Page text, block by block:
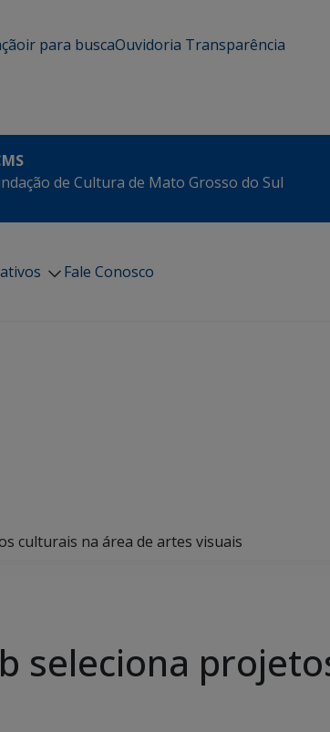
ir para buscaOuvidoria Transparência
de Cultura de Mato Grosso do Sul
Fale Conosco
culturais na área de artes visuais
seleciona